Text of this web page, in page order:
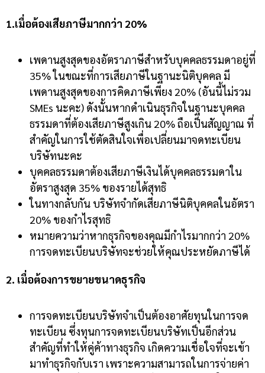
1.เมื่อต้องเสียภาษีมากกว่า 20%
เพดานสูงสุดของอัตราภาษีสำหรับบุคคลธรรมดาอยู่ที่
35% ในขณะที่การเสียภาษีในฐานะนิติบุคคล มี
เพดานสูงสุดของการคิดภาษีเพียง 20% (อันนี้ไม่รวม
SMEs นะคะ) ดังนั้นหากดำเนินธุรกิจในฐานะบุคคล
ธรรมดาที่ต้องเสียภาษีสูงเกิน 20% ถือเป็นสัญญาณ ที่
สำคัญในการใช้ตัดสินใจเพื่อเปลี่ยนมาจดทะเบียน
บริษัทนะคะ
บุคคลธรรมดาต้องเสียภาษีเงินได้บุคคลธรรมดาใน
อัตราสูงสุด 35% ของรายได้สุทธิ
ในทางกลับกัน บริษัทจำกัดเสียภาษีนิติบุคคลในอัตรา
20% ของกำไรสุทธิ
หมายความว่าหากธุรกิจของคุณมีกำไรมากกว่า 20%
การจดทะเบียนบริษัทจะช่วยให้คุณประหยัดภาษีได้
2. เมื่อต้องการขยายขนาดธุรกิจ
การจดทะเบียนบริษัทจำเป็นต้องอาศัยทุนในการจด
ทะเบียน ซึ่งทุนการจดทะเบียนบริษัทเป็นอีกส่วน
สำคัญที่ทำให้คู่ค้าทางธุรกิจ เกิดความเชื่อใจที่จะเข้า
มาทำธุรกิจกับเรา เพราะความสามารถในการจ่ายค่า